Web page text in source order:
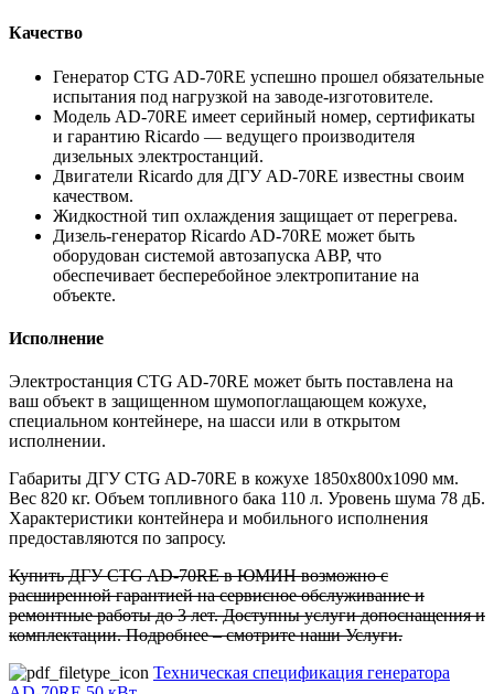
Качество
Генератор CTG AD-70RE успешно прошел обязательные
испытания под нагрузкой на заводе-изготовителе.
Модель AD-70RE имеет серийный номер, сертификаты
и гарантию Ricardo — ведущего производителя
дизельных электростанций.
Двигатели Ricardo для ДГУ AD-70RE известны своим
качеством.
Жидкостной тип охлаждения защищает от перегрева.
Дизель-генератор Ricardo AD-70RE может быть
оборудован системой автозапуска АВР, что
обеспечивает бесперебойное электропитание на
объекте.
Исполнение
Электростанция CTG AD-70RE может быть поставлена на
ваш объект в защищенном шумопоглащающем кожухе,
специальном контейнере, на шасси или в открытом
исполнении.
Габариты ДГУ CTG AD-70RE в кожухе 1850x800x1090 мм.
Вес 820 кг. Объем топливного бака 110 л. Уровень шума 78 дБ.
Характеристики контейнера и мобильного исполнения
предоставляются по запросу.
Купить ДГУ CTG AD-70RE в ЮМИН возможно с
расширенной гарантией на сервисное обслуживание и
ремонтные работы до 3 лет. Доступны услуги допоснащения и
комплектации. Подробнее – смотрите наши Услуги.
Техническая спецификация генератора